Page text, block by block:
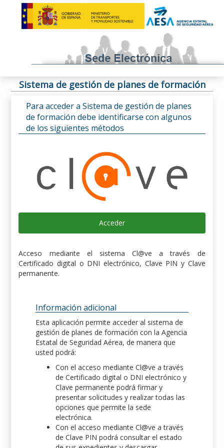
Sistema de gestión de planes de formación
Para acceder a Sistema de gestión de planes
de formación debe identificarse con algunos
de los siguientes métodos
Acceder
Acceso mediante el sistema Cl@ve a través de
Certificado digital o DNI electrónico, Clave PIN y Clave
permanente.
Información adicional
Esta aplicación permite acceder al sistema de
gestión de planes de formación con la Agencia
Estatal de Seguridad Aérea, de manera que
usted podrá:
Con el acceso mediante Cl@ve a través
de Certificado digital o DNI electrónico y
Clave permanente podrá firmar y
presentar solicitudes y realizar todas las
opciones que permite la sede
electrónica.
Con el acceso mediante Cl@ve a través
de Clave PIN podrá consultar el estado